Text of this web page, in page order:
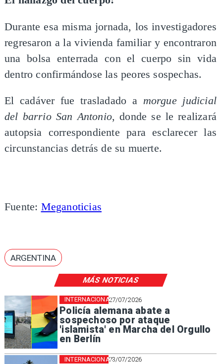
MÁS NOTICIAS
27/07/2026
Policía alemana abate a
sospechoso por ataque
'islamista' en Marcha del Orgullo
en Berlín
INTERNACIONAL
23/07/2026
INTERNACIONAL
Durante esa misma jornada, los investigadores
regresaron a la vivienda familiar y encontraron
una bolsa enterrada con el cuerpo sin vida
dentro confirmándose las peores sospechas.
El cadáver fue trasladado a morgue judicial
del barrio San Antonio, donde se le realizará
autopsia correspondiente para esclarecer las
circunstancias detrás de su muerte.
Fuente: Meganoticias
ARGENTINA